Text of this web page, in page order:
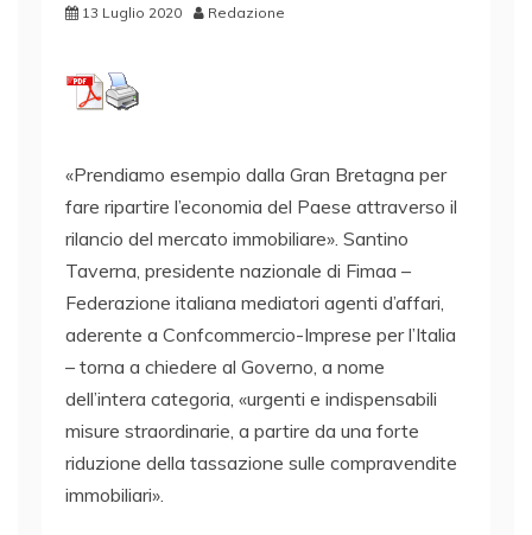
13 Luglio 2020 Redazione
«Prendiamo esempio dalla Gran Bretagna per
fare ripartire l’economia del Paese attraverso il
rilancio del mercato immobiliare». Santino
Taverna, presidente nazionale di Fimaa –
Federazione italiana mediatori agenti d’affari,
aderente a Confcommercio-Imprese per l’Italia
– torna a chiedere al Governo, a nome
dell’intera categoria, «urgenti e indispensabili
misure straordinarie, a partire da una forte
riduzione della tassazione sulle compravendite
immobiliari».